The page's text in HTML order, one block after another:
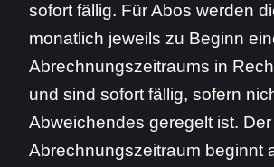
sofort fällig. Für Abos werden
monatlich jeweils zu Beginn
Abrechnungszeitraums in
und sind sofort fällig, sofern
Abweichendes geregelt ist.
Abrechnungszeitraum beginnt